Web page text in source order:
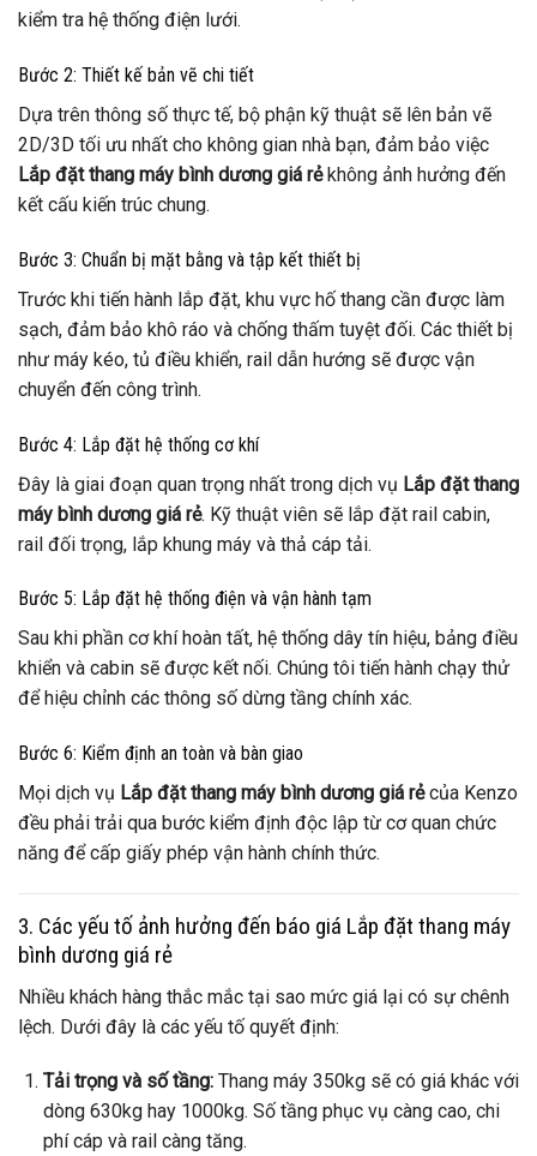
kiểm tra hệ thống điện lưới.
Bước 2: Thiết kế bản vẽ chi tiết
Dựa trên thông số thực tế, bộ phận kỹ thuật sẽ lên bản vẽ
2D/3D tối ưu nhất cho không gian nhà bạn, đảm bảo việc
Lắp đặt thang máy bình dương giá rẻkhông ảnh hưởng đến
kết cấu kiến trúc chung.
Bước 3: Chuẩn bị mặt bằng và tập kết thiết bị
Trước khi tiến hành lắp đặt, khu vực hố thang cần được làm
sạch, đảm bảo khô ráo và chống thấm tuyệt đối. Các thiết bị
như máy kéo, tủ điều khiển, rail dẫn hướng sẽ được vận
chuyển đến công trình.
Bước 4: Lắp đặt hệ thống cơ khí
Đây là giai đoạn quan trọng nhất trong dịch vụ Lắp đặt thang
máy bình dương giá rẻ. Kỹ thuật viên sẽ lắp đặt rail cabin,
rail đối trọng, lắp khung máy và thả cáp tải.
Bước 5: Lắp đặt hệ thống điện và vận hành tạm
Sau khi phần cơ khí hoàn tất, hệ thống dây tín hiệu, bảng điều
khiển và cabin sẽ được kết nối. Chúng tôi tiến hành chạy thử
để hiệu chỉnh các thông số dừng tầng chính xác.
Bước 6: Kiểm định an toàn và bàn giao
Mọi dịch vụ Lắp đặt thang máy bình dương giá rẻcủa Kenzo
đều phải trải qua bước kiểm định độc lập từ cơ quan chức
năng để cấp giấy phép vận hành chính thức.
3. Các yếu tố ảnh hưởng đến báo giá Lắp đặt thang máy
bình dương giá rẻ
Nhiều khách hàng thắc mắc tại sao mức giá lại có sự chênh
lệch. Dưới đây là các yếu tố quyết định:
Tải trọng và số tầng:Thang máy 350kg sẽ có giá khác với
dòng 630kg hay 1000kg. Số tầng phục vụ càng cao, chi
phí cáp và rail càng tăng.